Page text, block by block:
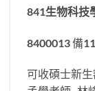
841生物科技
8400013 備11
可收碩士新